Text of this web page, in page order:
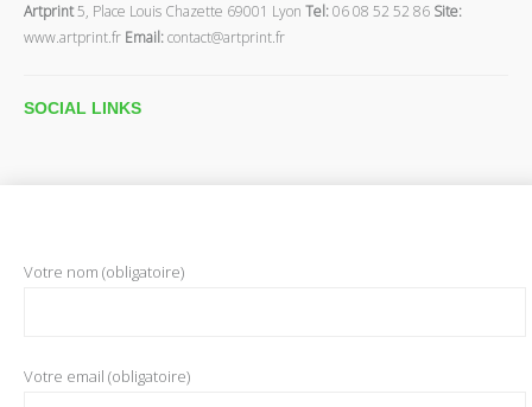
Artprint5, Place Louis Chazette 69001 Lyon Tel:06 08 52 52 86 Site:
www.artprint.fr Email:contact@artprint.fr
SOCIAL LINKS
Votre nom (obligatoire)
Votre email (obligatoire)